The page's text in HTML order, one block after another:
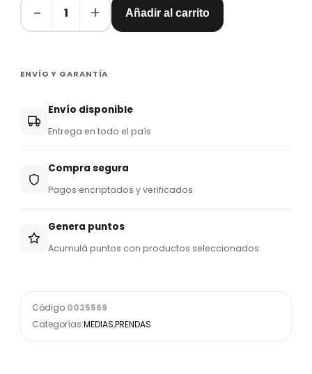
− 1 + Añadir al carrito
ENVÍO Y GARANTÍA
Envío disponible
Entrega en todo el país
Compra segura
Pagos encriptados y verificados
Genera puntos
Acumulá puntos con productos seleccionados
Código:0025569
Categorías:MEDIAS,PRENDAS